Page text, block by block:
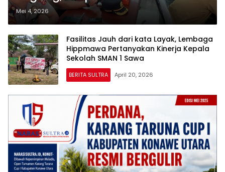
Angkatan 75 Gelar KKP
Mei 4, 2026
Fasilitas Jauh dari kata Layak, Lembaga
Hippmawa Pertanyakan Kinerja Kepala
Sekolah SMAN 1 Sawa
BERITA SULTRA April 20, 2026